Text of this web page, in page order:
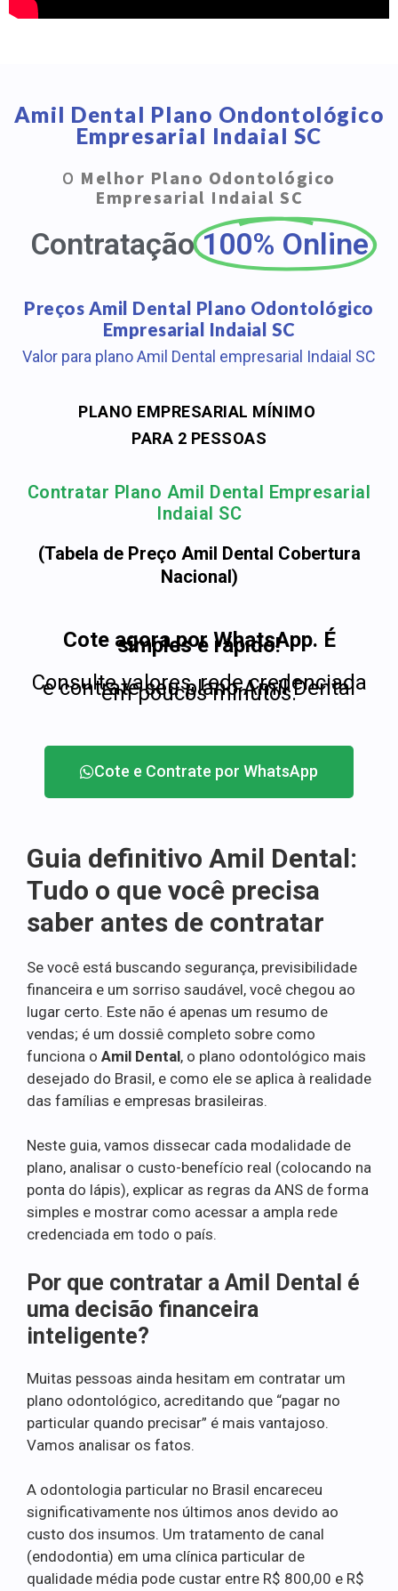
Amil Dental Plano Ondontológico
Empresarial Indaial SC
O Melhor Plano Odontológico
Empresarial Indaial SC
Contratação 100% Online
Preços Amil Dental Plano Odontológico
Empresarial Indaial SC
Valor para plano Amil Dental empresarial Indaial SC
PLANO EMPRESARIAL MÍNIMO
PARA 2 PESSOAS
Contratar Plano Amil Dental Empresarial
Indaial SC
(Tabela de Preço Amil Dental Cobertura
Nacional)
Cote agora por WhatsApp. É
simples e rápido!
Consulte valores, rede credenciada
e contrate seu plano Amil Dental
em poucos minutos.
Cote e Contrate por WhatsApp
Guia definitivo Amil Dental:
Tudo o que você precisa
saber antes de contratar
Se você está buscando segurança, previsibilidade
financeira e um sorriso saudável, você chegou ao
lugar certo. Este não é apenas um resumo de
vendas; é um dossiê completo sobre como
funciona o Amil Dental, o plano odontológico mais
desejado do Brasil, e como ele se aplica à realidade
das famílias e empresas brasileiras.
Neste guia, vamos dissecar cada modalidade de
plano, analisar o custo-benefício real (colocando na
ponta do lápis), explicar as regras da ANS de forma
simples e mostrar como acessar a ampla rede
credenciada em todo o país.
Por que contratar a Amil Dental é
uma decisão financeira
inteligente?
Muitas pessoas ainda hesitam em contratar um
plano odontológico, acreditando que “pagar no
particular quando precisar” é mais vantajoso.
Vamos analisar os fatos.
A odontologia particular no Brasil encareceu
significativamente nos últimos anos devido ao
custo dos insumos. Um tratamento de canal
(endodontia) em uma clínica particular de
qualidade média pode custar entre R$ 800,00 e R$